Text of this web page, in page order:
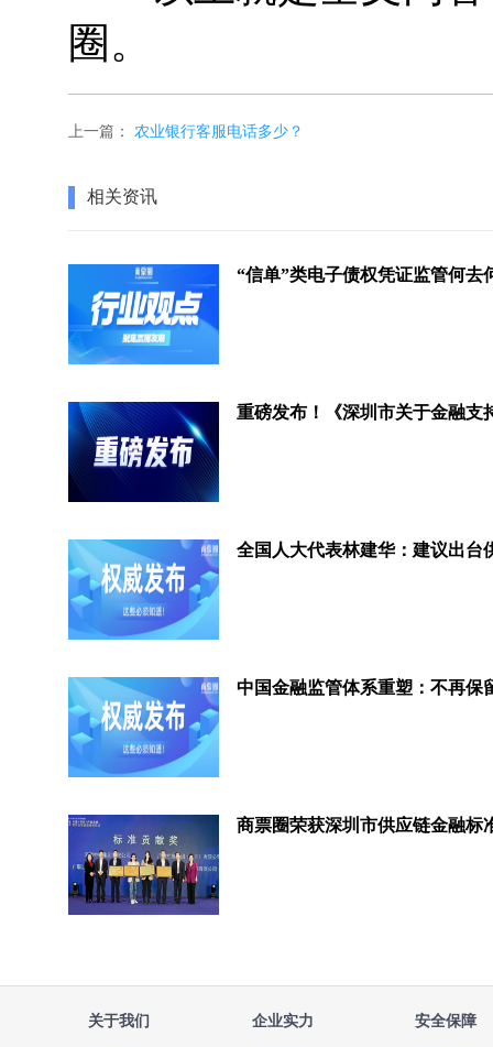
圈。
上一篇： 农业银行客服电话多少？
相关资讯
关于我们 企业实力 安全保障